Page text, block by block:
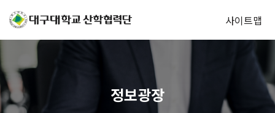
사이트맵
정보광장